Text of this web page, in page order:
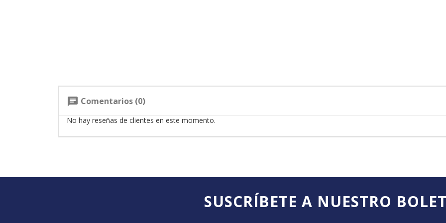
chat Comentarios (0)
No hay reseñas de clientes en este momento.
SUSCRÍBETE A NUESTRO